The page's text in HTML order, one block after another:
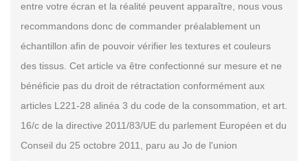
entre votre écran et la réalité peuvent apparaître, nous vous
recommandons donc de commander préalablement un
échantillon afin de pouvoir vérifier les textures et couleurs
des tissus. Cet article va être confectionné sur mesure et ne
bénéficie pas du droit de rétractation conformément aux
articles L221-28 alinéa 3 du code de la consommation, et art.
16/c de la directive 2011/83/UE du parlement Européen et du
Conseil du 25 octobre 2011, paru au Jo de l'union